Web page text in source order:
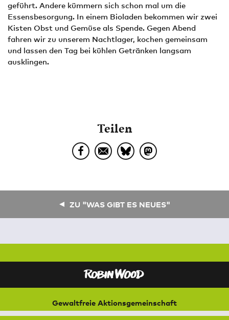
geführt. Andere kümmern sich schon mal um die
Essensbesorgung. In einem Bioladen bekommen wir zwei
Kisten Obst und Gemüse als Spende. Gegen Abend
fahren wir zu unserem Nachtlager, kochen gemeinsam
und lassen den Tag bei kühlen Getränken langsam
ausklingen.
Teilen
ZU "WAS GIBT ES NEUES"
Gewaltfreie Aktionsgemeinschaft
für Natur und Umwelt